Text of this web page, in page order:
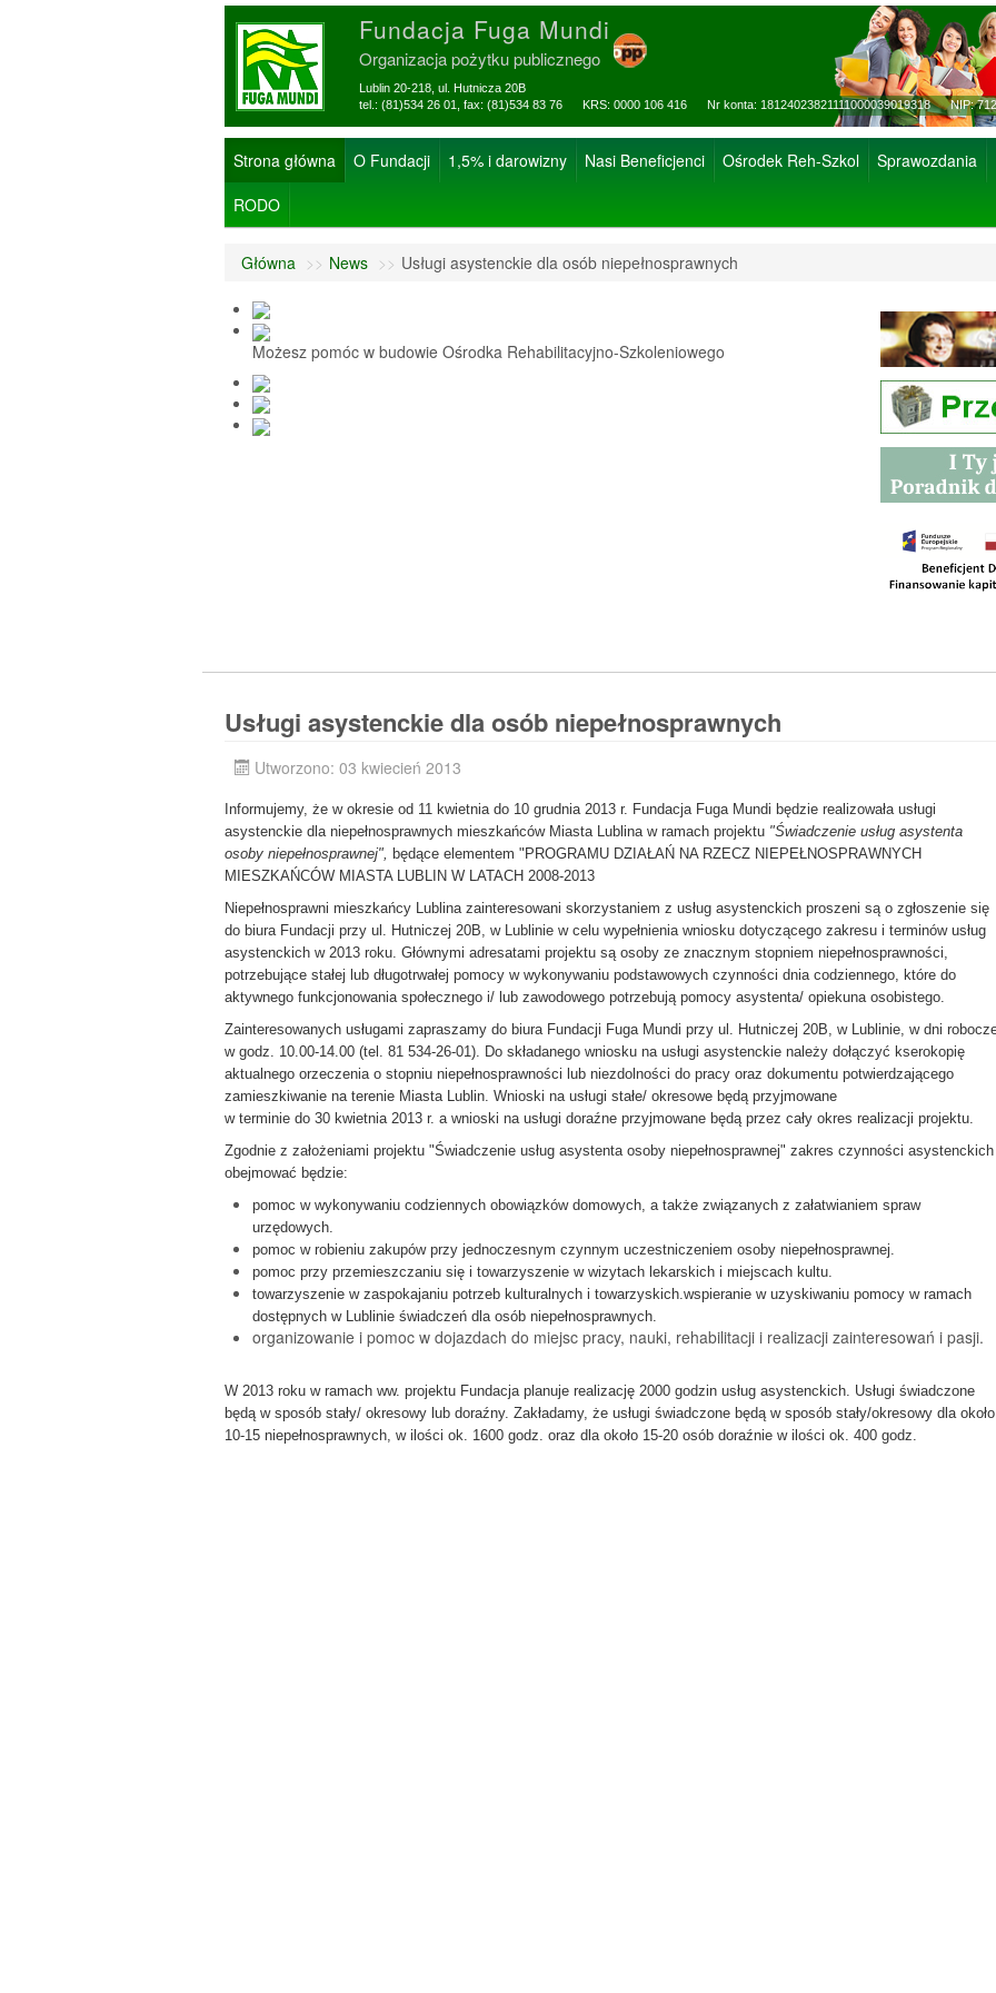
Fundacja Fuga Mundi
Organizacja pożytku publicznego
Lublin 20-218, ul. Hutnicza 20B
tel.: (81)534 26 01, fax: (81)534 83 76 KRS: 0000 106 416 Nr konta: 18124023821111000039019318 NIP:
Strona główna O Fundacji 1,5% i darowizny Nasi Beneficjenci Ośrodek Reh-Szkol Sprawozdania
RODO
Główna >> News >> Usługi asystenckie dla osób niepełnosprawnych
Możesz pomóc w budowie Ośrodka Rehabilitacyjno-Szkoleniowego
Usługi asystenckie dla osób niepełnosprawnych
Utworzono: 03 kwiecień 2013
Informujemy, że w okresie od 11 kwietnia do 10 grudnia 2013 r. Fundacja Fuga Mundi będzie realizowała usługi
asystenckie dla niepełnosprawnych mieszkańców Miasta Lublina w ramach projektu "Świadczenie usług asystenta
osoby niepełnosprawnej", będące elementem "PROGRAMU DZIAŁAŃ NA RZECZ NIEPEŁNOSPRAWNYCH
MIESZKAŃCÓW MIASTA LUBLIN W LATACH 2008-2013
Niepełnosprawni mieszkańcy Lublina zainteresowani skorzystaniem z usług asystenckich proszeni są o zgłoszenie się
do biura Fundacji przy ul. Hutniczej 20B, w Lublinie w celu wypełnienia wniosku dotyczącego zakresu i terminów usług
asystenckich w 2013 roku. Głównymi adresatami projektu są osoby ze znacznym stopniem niepełnosprawności,
potrzebujące stałej lub długotrwałej pomocy w wykonywaniu podstawowych czynności dnia codziennego, które do
aktywnego funkcjonowania społecznego i/ lub zawodowego potrzebują pomocy asystenta/ opiekuna osobistego.
Zainteresowanych usługami zapraszamy do biura Fundacji Fuga Mundi przy ul. Hutniczej 20B, w Lublinie, w dni
w godz. 10.00-14.00 (tel. 81 534-26-01). Do składanego wniosku na usługi asystenckie należy dołączyć kserokopię
aktualnego orzeczenia o stopniu niepełnosprawności lub niezdolności do pracy oraz dokumentu potwierdzającego
zamieszkiwanie na terenie Miasta Lublin. Wnioski na usługi stałe/ okresowe będą przyjmowane
w terminie do 30 kwietnia 2013 r. a wnioski na usługi doraźne przyjmowane będą przez cały okres realizacji projektu.
Zgodnie z założeniami projektu "Świadczenie usług asystenta osoby niepełnosprawnej" zakres czynności asystenckich
obejmować będzie:
pomoc w wykonywaniu codziennych obowiązków domowych, a także związanych z załatwianiem spraw
urzędowych.
pomoc w robieniu zakupów przy jednoczesnym czynnym uczestniczeniem osoby niepełnosprawnej.
pomoc przy przemieszczaniu się i towarzyszenie w wizytach lekarskich i miejscach kultu.
towarzyszenie w zaspokajaniu potrzeb kulturalnych i towarzyskich.wspieranie w uzyskiwaniu pomocy w ramach
dostępnych w Lublinie świadczeń dla osób niepełnosprawnych.
organizowanie i pomoc w dojazdach do miejsc pracy, nauki, rehabilitacji i realizacji zainteresowań i pasji.
W 2013 roku w ramach ww. projektu Fundacja planuje realizację 2000 godzin usług asystenckich. Usługi świadczone
będą w sposób stały/ okresowy lub doraźny. Zakładamy, że usługi świadczone będą w sposób stały/okresowy dla około
10-15 niepełnosprawnych, w ilości ok. 1600 godz. oraz dla około 15-20 osób doraźnie w ilości ok. 400 godz.